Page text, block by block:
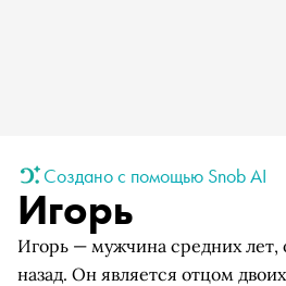
Создано с помощью Snob AI
Игорь
Игорь — мужчина средних лет,
назад. Он является отцом